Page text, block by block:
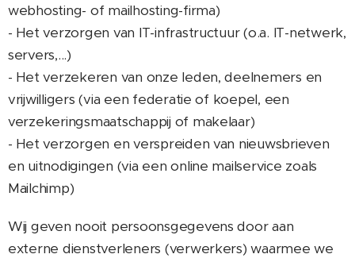
webhosting- of mailhosting-firma)
- Het verzorgen van IT-infrastructuur (o.a. IT-netwerk,
servers,...)
- Het verzekeren van onze leden, deelnemers en
vrijwilligers (via een federatie of koepel, een
verzekeringsmaatschappij of makelaar)
- Het verzorgen en verspreiden van nieuwsbrieven
en uitnodigingen (via een online mailservice zoals
Mailchimp)
Wij geven nooit persoonsgegevens door aan
externe dienstverleners (verwerkers) waarmee we